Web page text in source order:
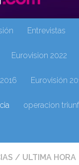
Entrevistas
Eurovision 2022
Eurovisión
operacion
/ ULTIMA HORA